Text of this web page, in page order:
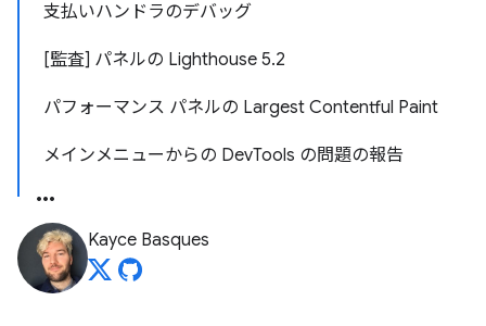
支払いハンドラのデバッグ
[監査] パネルの Lighthouse 5.2
パフォーマンス パネルの Largest Contentful Paint
メインメニューからの DevTools の問題の報告
Kayce Basques